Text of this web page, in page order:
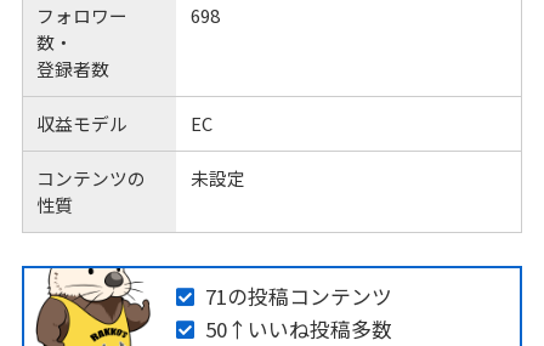
フォロワー
数・
登録者数
698
収益モデル EC
コンテンツの
性質
未設定
71の投稿コンテンツ
50↑いいね投稿多数